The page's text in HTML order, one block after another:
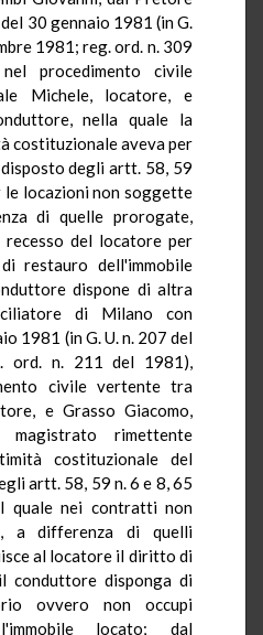
30 gennaio 1981 (in G.
1981; reg. ord. n. 309
procedimento civile
Michele, locatore, e
nella quale la
costituzionale aveva per
degli artt. 58, 59
le locazioni non soggette
di quelle prorogate,
del locatore per
restauro dell'immobile
dispone di altra
di Milano con
1981 (in G. U. n. 207 del
ord. n. 211 del 1981),
civile vertente tra
e Grasso Giacomo,
rimettente
costituzionale del
artt. 58, 59 n. 6 e 8, 65
quale nei contratti non
a differenza di quelli
al locatore il diritto di
conduttore disponga di
ovvero non occupi
l'immobile locato; dal